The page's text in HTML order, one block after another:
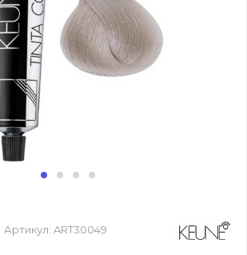
Артикул: ART30049